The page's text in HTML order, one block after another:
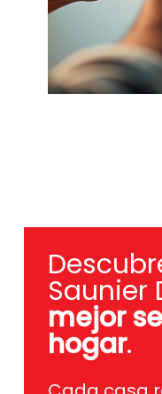
Saunier
mejor
hogar.
Cada casa
específica,